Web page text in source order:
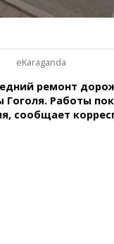
Төтенше
қызметі
Шиналарды сатып
алыңыз, оңай!
eKaraganda
ремонт
Гоголя. Работы
сообщает